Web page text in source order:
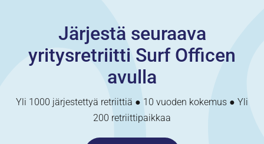
Järjestä seuraava
yritysretriitti Surf Officen
avulla
Yli 1000 järjestettyä retriittiä ● 10 vuoden kokemus ● Yli
200 retriittipaikkaa